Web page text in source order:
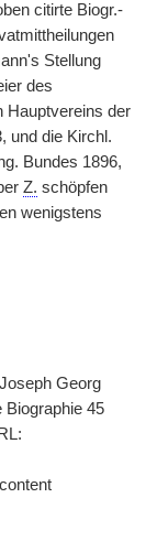
citirte Biogr.-
Stellung
des
Hauptvereins der
und die Kirchl.
Bundes 1896,
Z. schöpfen
wenigstens
Georg
Biographie 45